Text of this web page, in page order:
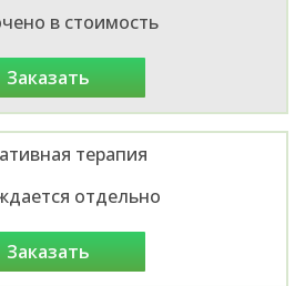
в стоимость
заказать
терапия
отдельно
заказать